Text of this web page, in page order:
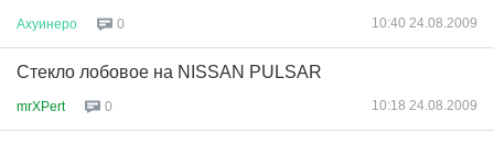
Ахуинеро 0 10:40 24.08.2009
Стекло лобовое на NISSAN PULSAR
mrXPert 0 10:18 24.08.2009